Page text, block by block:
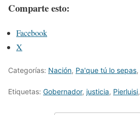
Comparte esto:
Facebook
X
Categorías: Nación, Pa'que tú lo sepas,
Etiquetas: Gobernador, justicia, Pierluisi,